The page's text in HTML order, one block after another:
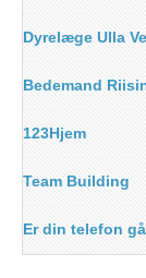
Dyrelæge Ulla
Bedemand
123Hjem
Team Building
Er din telefon